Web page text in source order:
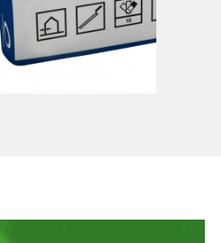
Matériaux de jointoiement
Matériaux de